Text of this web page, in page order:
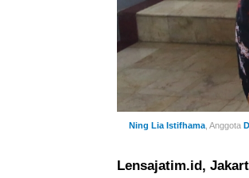
Ning Lia Istifhama , Anggota
Lensajatim.id,